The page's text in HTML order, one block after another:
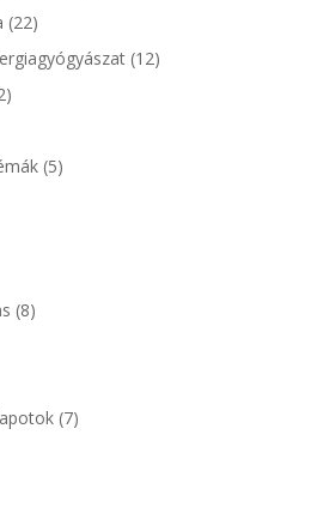
(22)
(12)
(5)
(8)
(7)